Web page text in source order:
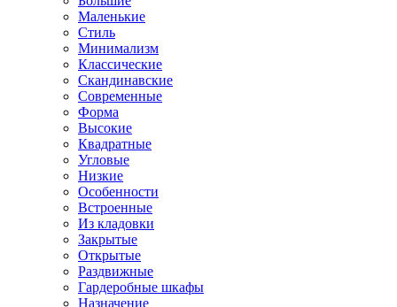
Маленькие
Стиль
Минимализм
Классические
Скандинавские
Современные
Форма
Высокие
Квадратные
Угловые
Низкие
Особенности
Встроенные
Из кладовки
Закрытые
Открытые
Раздвижные
Гардеробные шкафы
Назначение